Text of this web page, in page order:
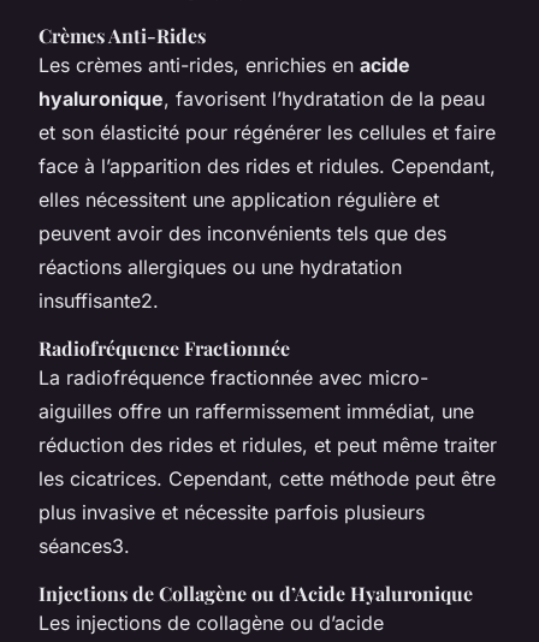
Crèmes Anti-Rides
Les crèmes anti-rides, enrichies en acide
hyaluronique, favorisent l’hydratation de la peau
et son élasticité pour régénérer les cellules et faire
face à l’apparition des rides et ridules. Cependant,
elles nécessitent une application régulière et
peuvent avoir des inconvénients tels que des
réactions allergiques ou une hydratation
insuffisante2.
Radiofréquence Fractionnée
La radiofréquence fractionnée avec micro-
aiguilles offre un raffermissement immédiat, une
réduction des rides et ridules, et peut même traiter
les cicatrices. Cependant, cette méthode peut être
plus invasive et nécessite parfois plusieurs
séances3.
Injections de Collagène ou d’Acide Hyaluronique
Les injections de collagène ou d’acide